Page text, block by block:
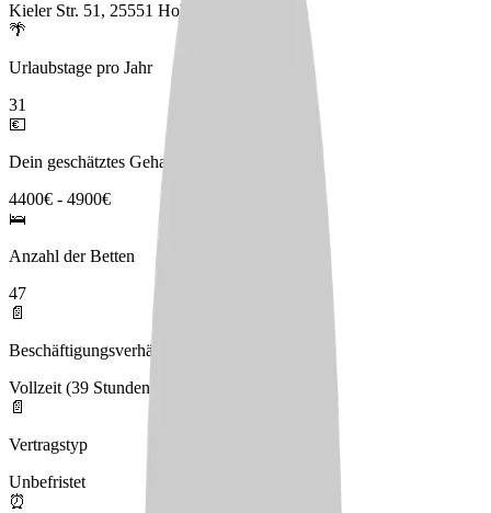
Kieler Str. 51, 25551 Hohenlockstedt
🌴
Urlaubstage pro Jahr
31
💶
Dein geschätztes Gehalt
4400€ - 4900€
🛌
Anzahl der Betten
47
📄
Beschäftigungsverhältnis
Vollzeit (39 Stunden), Teilzeit
📄
Vertragstyp
Unbefristet
⏰